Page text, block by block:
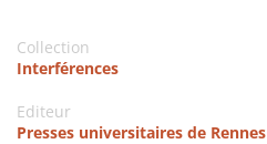
Collection
Interférences
Editeur
Presses universitaires de Rennes